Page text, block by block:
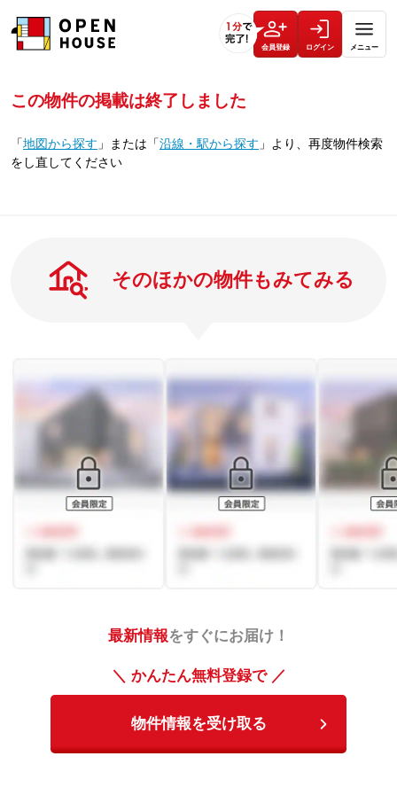
会員登録 ログイン メニュー
この物件の掲載は終了しました
「地図から探す 」 または 「沿線・駅から探す 」 より、再度物件検索
をし直してください
そのほかの物件もみてみる
最新情報をすぐにお届け！
＼ かんたん無料登録で ／
物件情報を受け取る